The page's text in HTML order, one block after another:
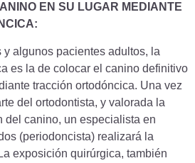
EN SU LUGAR MEDIANTE
y algunos pacientes adultos, la
es la de colocar el canino definitivo
tracción ortodóncica. Una vez
del ortodontista, y valorada la
del canino, un especialista en
(periodoncista) realizará la
exposición quirúrgica, también